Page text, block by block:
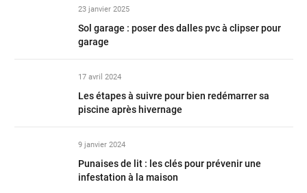
23 janvier 2025
Sol garage : poser des dalles pvc à clipser pour
garage
17 avril 2024
Les étapes à suivre pour bien redémarrer sa
piscine après hivernage
9 janvier 2024
Punaises de lit : les clés pour prévenir une
infestation à la maison